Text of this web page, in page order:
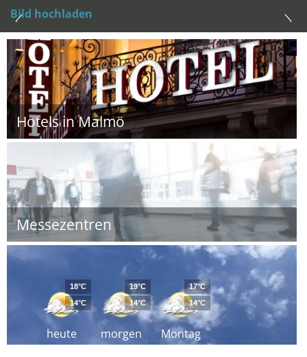
Bild hochladen
Hotels in Malmö
Messezentren
heute
18°C
14°C
morgen
19°C
14°C
Montag
17°C
14°C